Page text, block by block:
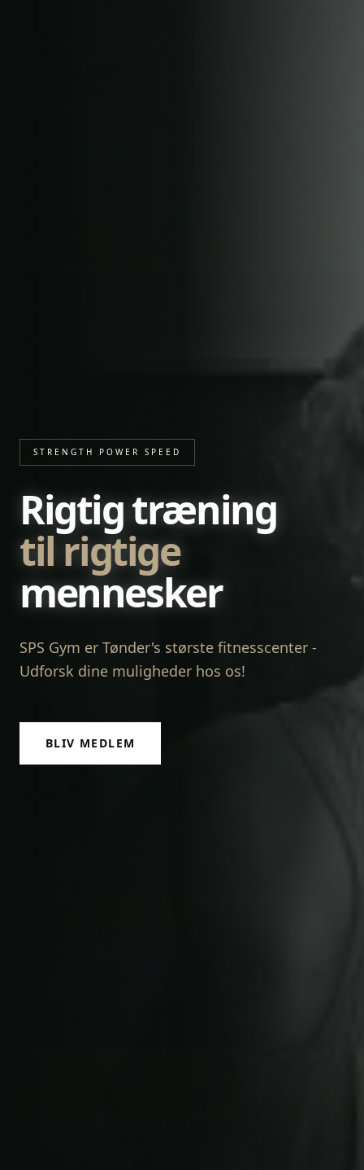
STRENGTH POWER SPEED
Rigtig træning
til rigtige
mennesker
SPS Gym er Tønder's største fitnesscenter -
Udforsk dine muligheder hos os!
BLIV MEDLEM